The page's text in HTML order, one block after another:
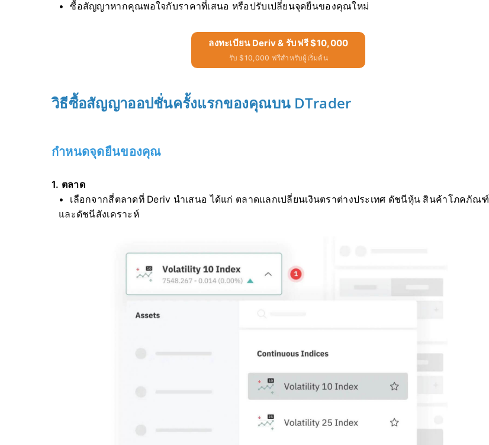
ซื้อสัญญาหากคุณพอใจกับราคาที่เสนอ หรือปรับเปลี่ยนจุดยืนของคุณใหม่
ลงทะเบียน Deriv & รับฟรี $10,000
รับ $10,000 ฟรีสำหรับผู้เริ่มต้น
วิธีซื้อสัญญาออปชั่นครั้งแรกของคุณบน DTrader
กำหนดจุดยืนของคุณ
1. ตลาด
เลือกจากสี่ตลาดที่ Deriv นำเสนอ ได้แก่ ตลาดแลกเปลี่ยนเงินตราต่างประเทศ ดัชนีหุ้น สินค้าโภคภัณฑ์
และดัชนีสังเคราะห์